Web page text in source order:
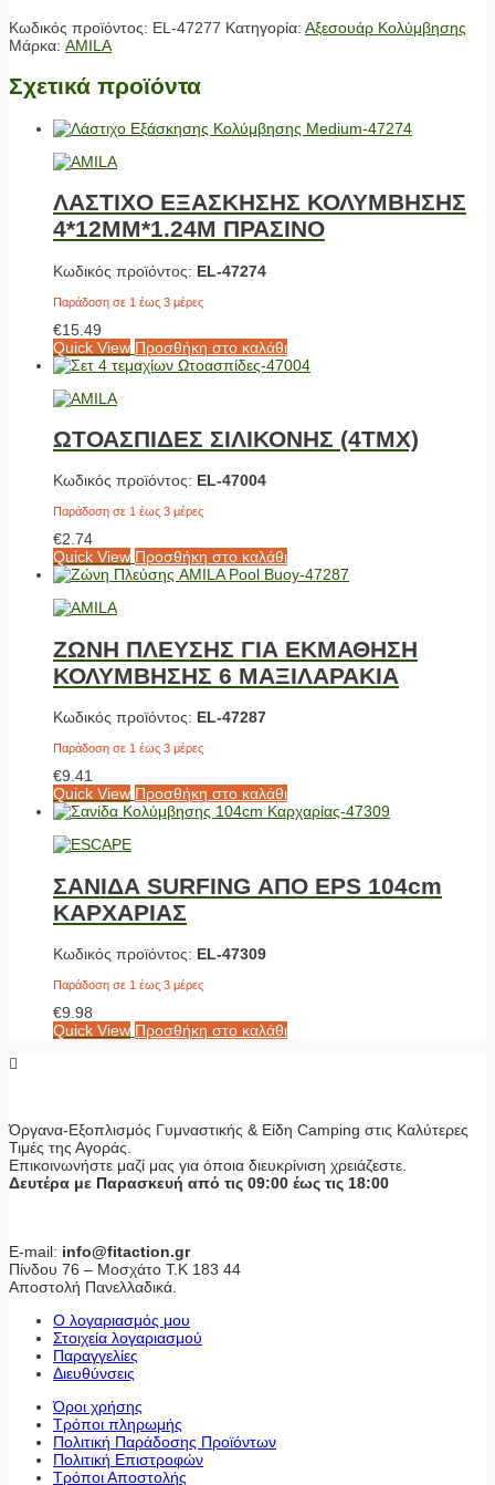
Κωδικός προϊόντος: EL-47277 Κατηγορία: Αξεσουάρ Κολύμβησης
Μάρκα: AMILA
Σχετικά προϊόντα
ΛΑΣΤΙΧΟ ΕΞΑΣΚΗΣΗΣ ΚΟΛΥΜΒΗΣΗΣ
4*12MM*1.24M ΠΡΑΣΙΝΟ
Κωδικός προϊόντος: EL-47274
Παράδοση σε 1 έως 3 μέρες
€15.49
Quick View Προσθήκη στο καλάθι
ΩΤΟΑΣΠΙΔΕΣ ΣΙΛΙΚΟΝΗΣ (4ΤΜX)
Κωδικός προϊόντος: EL-47004
Παράδοση σε 1 έως 3 μέρες
€2.74
Quick View Προσθήκη στο καλάθι
ΖΩΝΗ ΠΛΕΥΣΗΣ ΓΙΑ ΕΚΜΑΘΗΣΗ
ΚΟΛΥΜΒΗΣΗΣ 6 ΜΑΞΙΛΑΡΑΚΙΑ
Κωδικός προϊόντος: EL-47287
Παράδοση σε 1 έως 3 μέρες
€9.41
Quick View Προσθήκη στο καλάθι
ΣΑΝΙΔΑ SURFING ΑΠΟ EPS 104cm
ΚΑΡΧΑΡΙΑΣ
Κωδικός προϊόντος: EL-47309
Παράδοση σε 1 έως 3 μέρες
€9.98
Quick View Προσθήκη στο καλάθι
Όργανα-Εξοπλισμός Γυμναστικής & Είδη Camping στις Καλύτερες
Τιμές της Αγοράς.
Επικοινωνήστε μαζί μας για όποια διευκρίνιση χρειάζεστε.
Δευτέρα με Παρασκευή από τις 09:00 έως τις 18:00
E-mail: info@fitaction.gr
Πίνδου 76 – Μοσχάτο Τ.Κ 183 44
Αποστολή Πανελλαδικά.
Ο λογαριασμός μου
Στοιχεία λογαριασμού
Παραγγελίες
Διευθύνσεις
Όροι χρήσης
Τρόποι πληρωμής
Πολιτική Παράδοσης Προϊόντων
Πολιτική Επιστροφών
Τρόποι Αποστολής